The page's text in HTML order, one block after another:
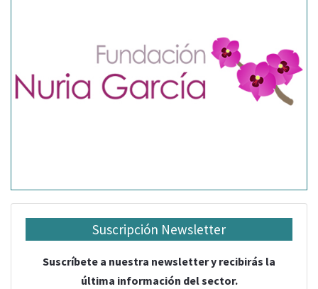
Suscripción Newsletter
Suscríbete a nuestra newsletter y recibirás la
última información del sector.